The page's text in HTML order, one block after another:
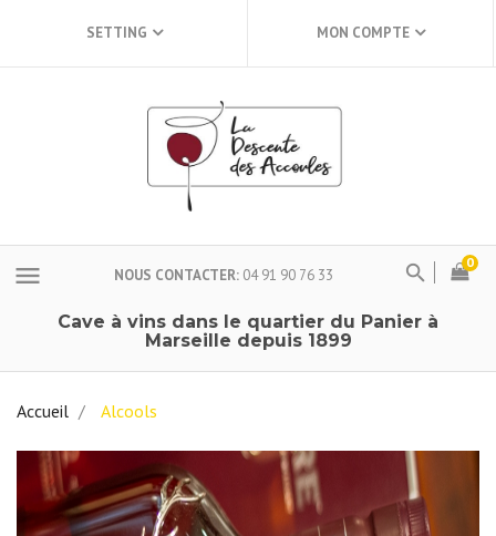
SETTING MON COMPTE
menu NOUS CONTACTER 04 91 90 76 33
0
Cave à vins dans le quartier du Panier à
Marseille depuis 1899
Accueil Alcools